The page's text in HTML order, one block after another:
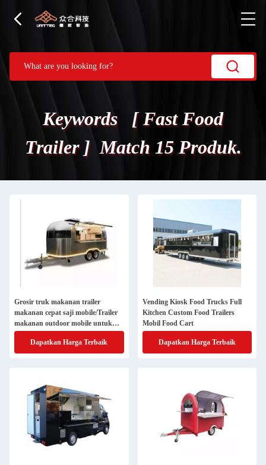
Keywords [ Fast Food
Trailer ] Match 15 Produk.
Grosir truk makanan trailer
makanan cepat saji mobile/Trailer
makanan outdoor mobile untuk
dijual
Dapatkan Harga Terbaik
Vending Kiosk Food Trucks Full
Kitchen Custom Food Trailers
Mobil Food Cart
Dapatkan Harga Terbaik